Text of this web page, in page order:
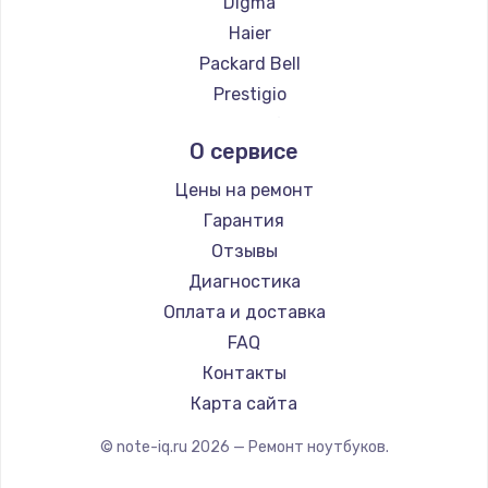
Ремонт ноутбуков Hiper
Ремонт ноутбуков Evga
Ремонт ноутбуков Google
Ремонт ноутбуков Ardor
Ремонт ноутбуков Predator
Ремонт ноутбуков iru
Ремонт ноутбуков Machenike
Ремонт ноутбуков DEXP
Ремонт ноутбуков Teclast
Ремонт ноутбуков CHUWI
Ремонт ноутбуков Colorful
Haier
Packard Bell
Prestigio
Alienware
Aquarius
Gigabyte
Aorus
Maibenben
Getac
Epson
Philips
LG
О сервисе
Цены на ремонт
Гарантия
Отзывы
Диагностика
Оплата и доставка
FAQ
Контакты
Карта сайта
© note-iq.ru 2026 — Ремонт ноутбуков.